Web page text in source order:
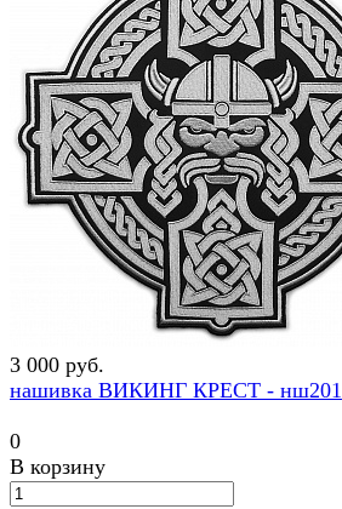
3 000 руб.
нашивка ВИКИНГ КРЕСТ - нш201
0
В корзину